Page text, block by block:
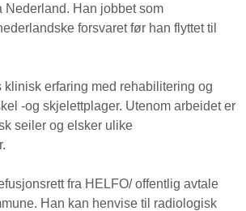
Nederland. Han jobbet som
forsvaret før han flyttet til
klinisk erfaring med rehabilitering og
-og skjelettplager. Utenom arbeidet er
seiler og elsker ulike
fra HELFO/ offentlig avtale
Han kan henvise til radiologisk